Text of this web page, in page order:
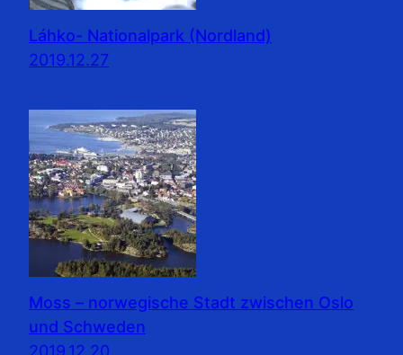
Láhko- Nationalpark (Nordland)
2019.12.27
Moss – norwegische Stadt zwischen Oslo
und Schweden